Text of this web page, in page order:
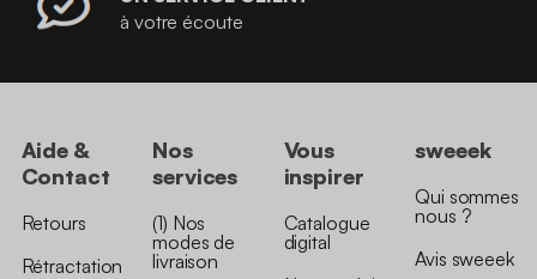
à votre écoute
Aide &
Contact
Retours
Rétractation
Nos
services
(1) Nos
modes de
livraison
Vous
inspirer
Catalogue
digital
sweeek
Qui sommes
nous ?
Avis sweeek